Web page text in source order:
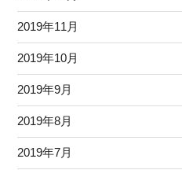
2019年11月
2019年10月
2019年9月
2019年8月
2019年7月